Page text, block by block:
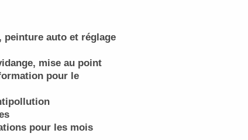
peinture auto et réglage
mise au point
pour le
pour les mois